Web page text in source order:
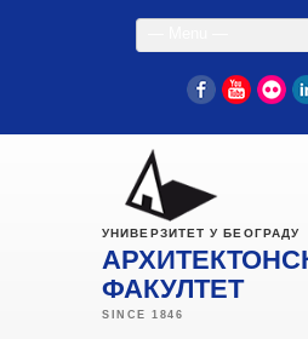
Facebook
УНИВЕРЗИТЕТ У БЕОГРАДУ
ФАКУЛТЕТ